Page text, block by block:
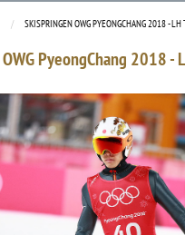
CURRENT:
SKISPRINGEN OWG PYEONGCHANG 2018 - LH
PyeongChang 2018 -